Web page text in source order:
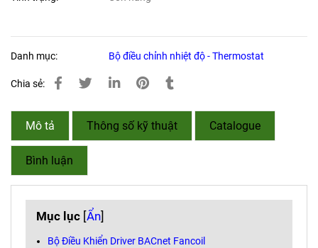
Danh mục: Bộ điều chỉnh nhiệt độ - Thermostat
Chia sẻ:
Mô tả Thông số kỹ thuật Catalogue
Bình luận
Mục lục [Ẩn]
Bộ Điều Khiển Driver BACnet Fancoil